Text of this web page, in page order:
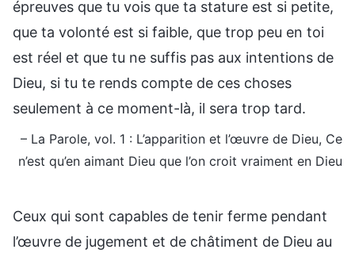
épreuves que tu vois que ta stature est si petite,
que ta volonté est si faible, que trop peu en toi
est réel et que tu ne suffis pas aux intentions de
Dieu, si tu te rends compte de ces choses
seulement à ce moment-là, il sera trop tard.
– La Parole, vol. 1 : L’apparition et l’œuvre de Dieu, Ce
n’est qu’en aimant Dieu que l’on croit vraiment en Dieu
Ceux qui sont capables de tenir ferme pendant
l’œuvre de jugement et de châtiment de Dieu au